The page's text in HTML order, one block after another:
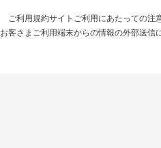
ご利用規約サイトご利用にあたっての注
お客さまご利用端末からの情報の外部送信